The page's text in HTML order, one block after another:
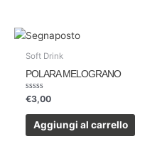
Soft Drink
POLARA MELOGRANO
Valutato
su
€3,00
Aggiungi al carrello